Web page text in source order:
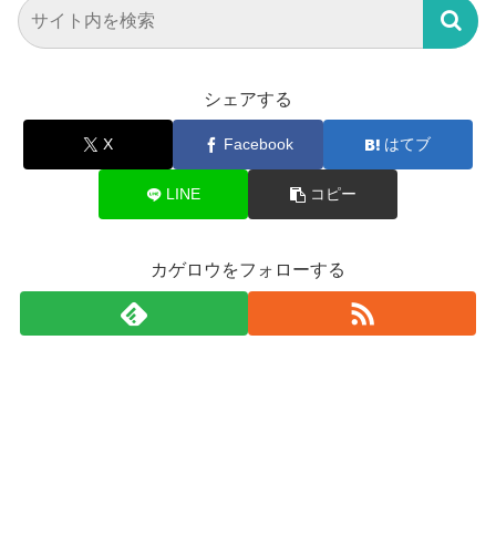
シェアする
X Facebook はてブ
LINE コピー
カゲロウをフォローする